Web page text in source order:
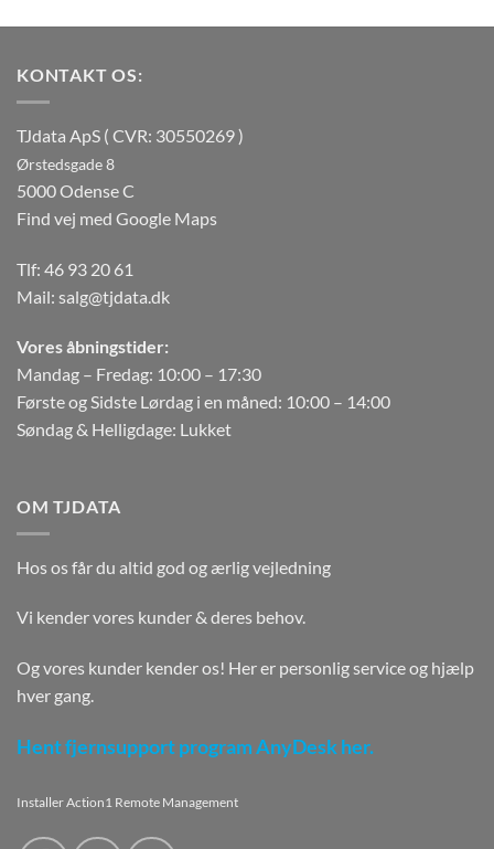
KONTAKT OS:
TJdata ApS ( CVR: 30550269 )
Ørstedsgade 8
5000 Odense C
Find vej med Google Maps
Tlf: 46 93 20 61
Mail: salg@tjdata.dk
Vores åbningstider:
Mandag – Fredag: 10:00 – 17:30
Første og Sidste Lørdag i en måned: 10:00 – 14:00
Søndag & Helligdage: Lukket
OM TJDATA
Hos os får du altid god og ærlig vejledning
Vi kender vores kunder & deres behov.
Og vores kunder kender os! Her er personlig service og hjælp
hver gang.
Hent fjernsupport program AnyDesk her.
Installer Action1 Remote Management